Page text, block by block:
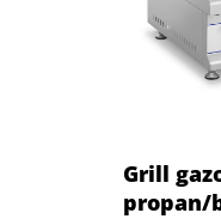
Grill
propan/